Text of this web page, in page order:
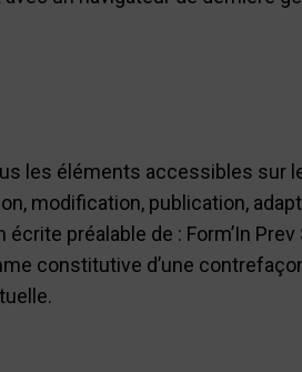
les éléments accessibles sur
modification, publication,
préalable de : Form’In Prev
constitutive d’une